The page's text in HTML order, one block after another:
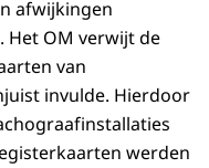
afwijkingen
Het OM verwijt de
van
invulde. Hierdoor
werden